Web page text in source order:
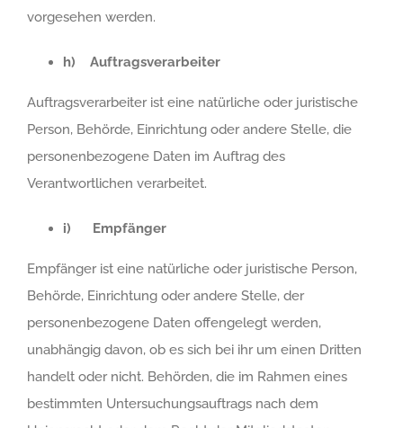
vorgesehen werden.
h) Auftragsverarbeiter
Auftragsverarbeiter ist eine natürliche oder juristische
Person, Behörde, Einrichtung oder andere Stelle, die
personenbezogene Daten im Auftrag des
Verantwortlichen verarbeitet.
i) Empfänger
Empfänger ist eine natürliche oder juristische Person,
Behörde, Einrichtung oder andere Stelle, der
personenbezogene Daten offengelegt werden,
unabhängig davon, ob es sich bei ihr um einen Dritten
handelt oder nicht. Behörden, die im Rahmen eines
bestimmten Untersuchungsauftrags nach dem